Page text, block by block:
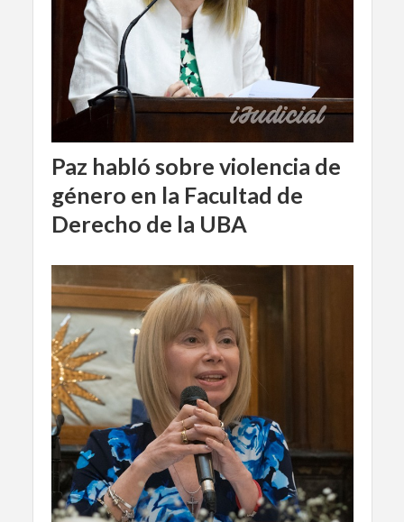
Paz habló sobre violencia de
género en la Facultad de
Derecho de la UBA